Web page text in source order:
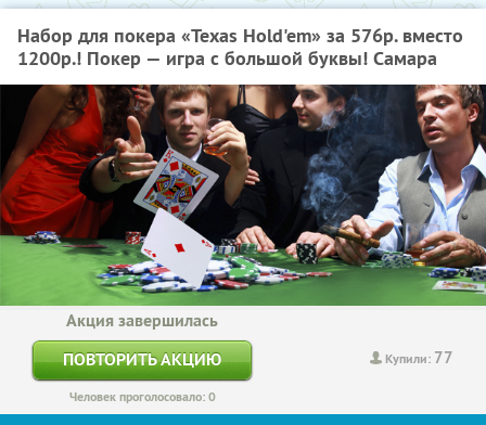
Набор для покера «Texas Hold'em» за 576р. вместо
1200р.! Покер — игра с большой буквы! Самара
Купили: 77
Акция завершилась
ПОВТОРИТЬ АКЦИЮ
Человек проголосовало: 0